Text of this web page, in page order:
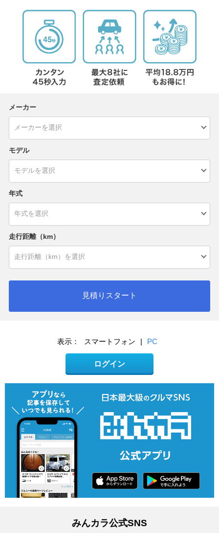
メーカー
モデル
年式
走行距離（km）
見積りスタート
表示： スマートフォン | PC
ログイン
みんカラ公式SNS